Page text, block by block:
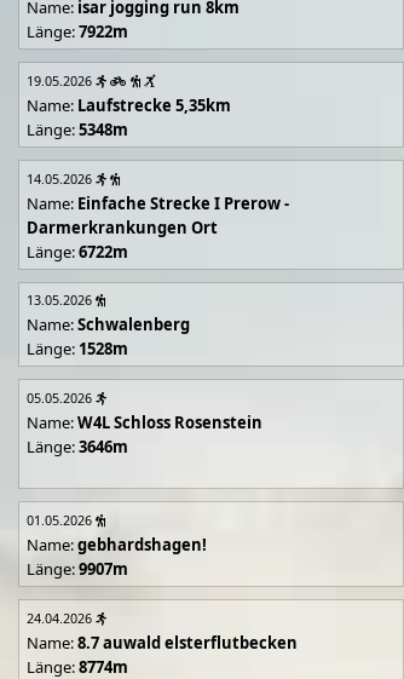
Name: isar jogging run 8km
Länge:7922m
19.05.2026
Name: Laufstrecke 5,35km
Länge:5348m
14.05.2026
Name: Einfache Strecke I Prerow -
Darmerkrankungen Ort
Länge:6722m
13.05.2026
Name:Schwalenberg
Länge: 1528m
05.05.2026
Name:W4L Schloss Rosenstein
Länge:3646m
01.05.2026
Name:gebhardshagen!
Länge:9907m
24.04.2026
Name:8.7 auwald elsterflutbecken
Länge:8774m